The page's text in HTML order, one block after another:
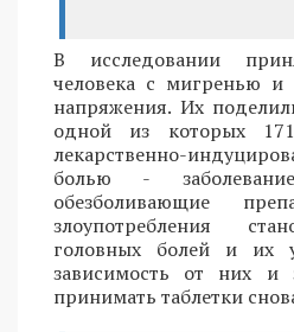
В исследовании
человека с мигренью
напряжения. Их
одной из которых
лекарственно-
болью -
обезболивающие
злоупотребления
головных болей и их
зависимость от них и
принимать таблетки